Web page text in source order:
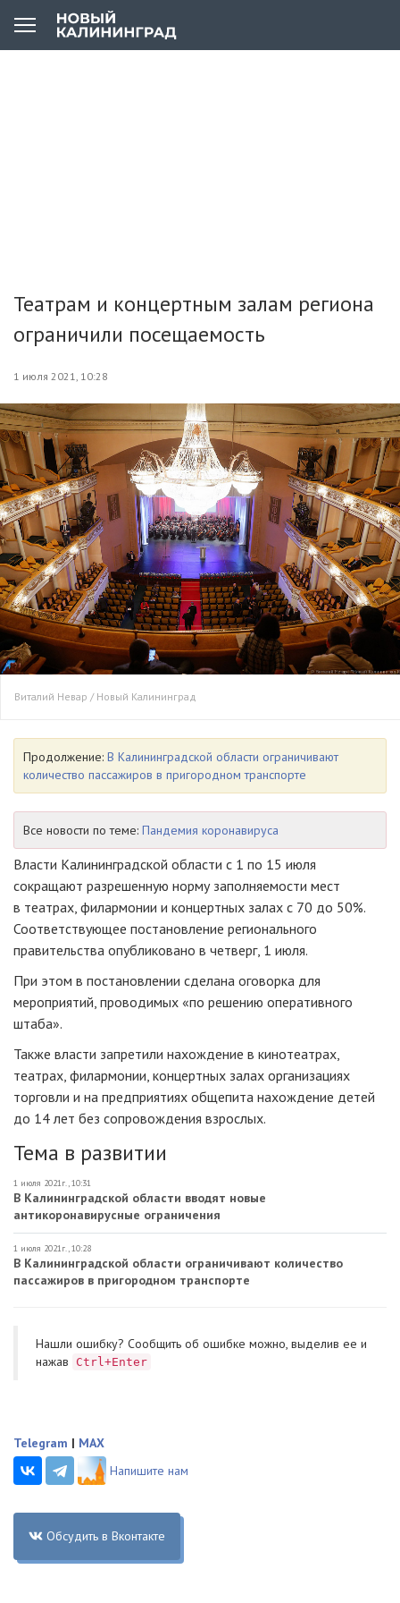
Театрам и концертным залам региона
ограничили посещаемость
1 июля 2021, 10:28
Виталий Невар / Новый Калининград
Продолжение: В Калининградской области ограничивают
количество пассажиров в пригородном транспорте
Все новости по теме: Пандемия коронавируса
Власти Калининградской области с 1 по 15 июля
сокращают разрешенную норму заполняемости мест
в театрах, филармонии и концертных залах с 70 до 50%.
Соответствующее постановление регионального
правительства опубликовано в четверг, 1 июля.
При этом в постановлении сделана оговорка для
мероприятий, проводимых «по решению оперативного
штаба».
Также власти запретили нахождение в кинотеатрах,
театрах, филармонии, концертных залах организациях
торговли и на предприятиях общепита нахождение детей
до 14 лет без сопровождения взрослых.
Тема в развитии
1 июля 2021г., 10:31
В Калининградской области вводят новые
антикоронавирусные ограничения
1 июля 2021г., 10:28
В Калининградской области ограничивают количество
пассажиров в пригородном транспорте
Нашли ошибку? Cообщить об ошибке можно, выделив ее и
нажав
Ctrl+Enter
Telegram | MAX
Напишите нам
Обсудить в Вконтакте